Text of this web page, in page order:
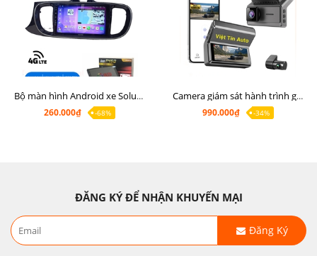
Bộ màn hình Android xe Soluto, mặt dưỡng lắp màn hình Soluto kèm rắc zin
260.000₫
-68%
Camera giám sát hành trình ghi hình 2 mắt Q8 Pro độ phân giải 2K +1080P
990.000₫
-34%
ĐĂNG KÝ ĐỂ NHẬN KHUYẾN MẠI
Đăng Ký